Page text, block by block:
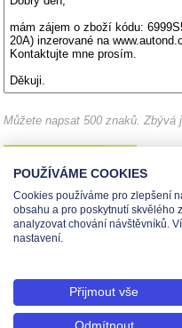
Můžete napsat 500 znaků.Zbývá
Administrace pro prodejce
Tel.: +420 491 519 500 | E-mail:
© 2026 Teas spol. s r. o.,
POUŽÍVÁME COOKIES
Cookies používáme pro zlepšení
obsahu a pro poskytnutí skvělého
analyzovat chování návštěvníků.
nastavení.
Přijmout vše